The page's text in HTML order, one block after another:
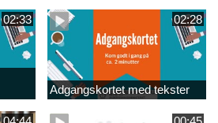
02:33 02:28
Adgangskortet med tekster